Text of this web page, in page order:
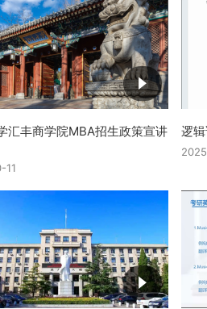
汇丰商学院MBA招生政策宣讲
11
逻